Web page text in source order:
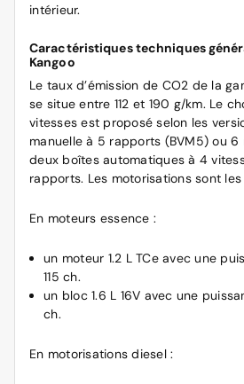
intérieur.
Caractéristiques techniques
Kangoo
Le taux d’émission de CO2 de la
se situe entre 112 et 190 g/km. Le
vitesses est proposé selon les
manuelle à 5 rapports (BVM5) ou 6
deux boîtes automatiques à 4
rapports. Les motorisations sont les
En moteurs essence :
un moteur 1.2 L TCe avec une
115 ch.
un bloc 1.6 L 16V avec une
ch.
En motorisations diesel :